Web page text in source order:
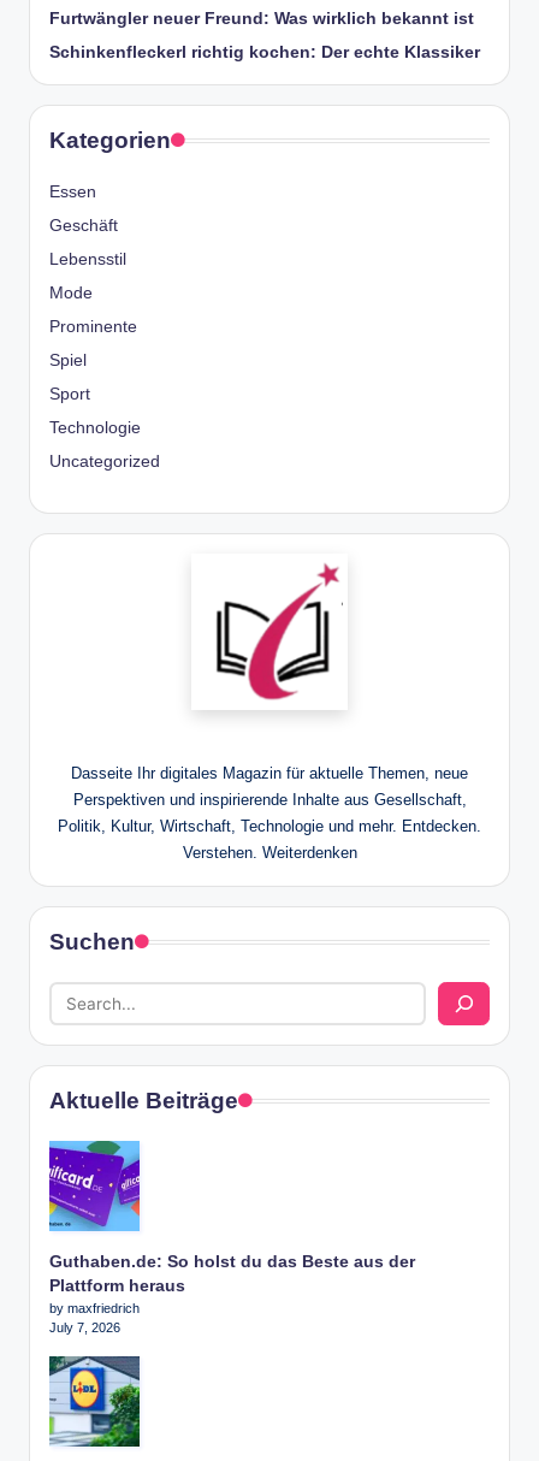
Furtwängler neuer Freund: Was wirklich bekannt ist
Schinkenfleckerl richtig kochen: Der echte Klassiker
Kategorien
Essen
Geschäft
Lebensstil
Mode
Prominente
Spiel
Sport
Technologie
Uncategorized
Dasseite Ihr digitales Magazin für aktuelle Themen, neue
Perspektiven und inspirierende Inhalte aus Gesellschaft,
Politik, Kultur, Wirtschaft, Technologie und mehr. Entdecken.
Verstehen. Weiterdenken
Suchen
Aktuelle Beiträge
Guthaben.de: So holst du das Beste aus der
Plattform heraus
by maxfriedrich
July 7, 2026